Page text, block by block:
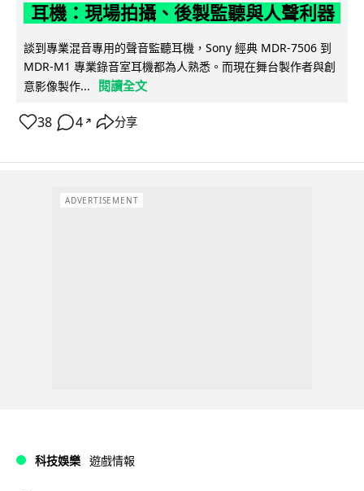
耳機：現場拍攝、後製監聽與人聲利器
談到專業混音專用的聲音監聽耳機，Sony 經典 MDR-7506 到
MDR-M1 專業錄音室耳機都為人熟悉。而現在舞台製作者與創
意影像製作...
閱讀全文
38 4 ↗ 分享
ADVERTISEMENT
科技娛樂 遊戲情報